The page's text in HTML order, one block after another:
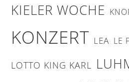
KIELER WOCHE
KONZERT LEA LE
LOTTO KING KARL